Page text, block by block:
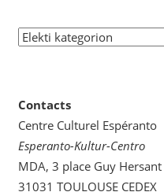
Elekti
Contacts
Centre Culturel Espéranto
Esperanto-Kultur-Centro
MDA, 3 place Guy Hersant
31031 TOULOUSE CEDEX